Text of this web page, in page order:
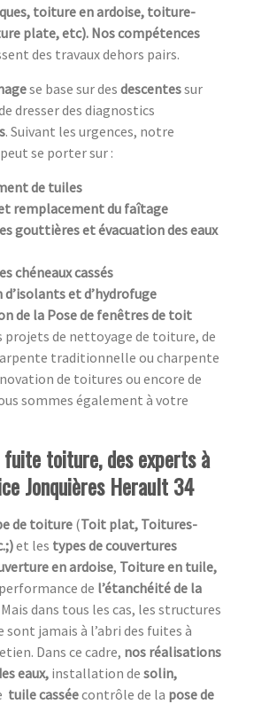
toiture en ardoise, toiture-
plate, etc). Nos compétences
des travaux dehors pairs.
se base sur des descentessur
dresser des diagnostics
. Suivant les urgences, notre
se porter sur :
de tuiles
remplacement du faîtage
gouttières et évacuation des eaux
chéneaux cassés
et d’hydrofuge
de la Pose de fenêtres de toit
projets de nettoyage de toiture, de
traditionnelle ou charpente
de toitures ou encore de
sommes également à votre
fuite toiture, des experts à
Jonquières Herault 34
de toiture (Toit plat, Toitures-
et les types de couvertures
en ardoise, Toiture en tuile,
de l’étanchéité de la
dans tous les cas, les structures
jamais à l’abri des fuites à
Dans ce cadre, nos réalisations
eaux,installation de solin,
tuile casséecontrôle de la pose de